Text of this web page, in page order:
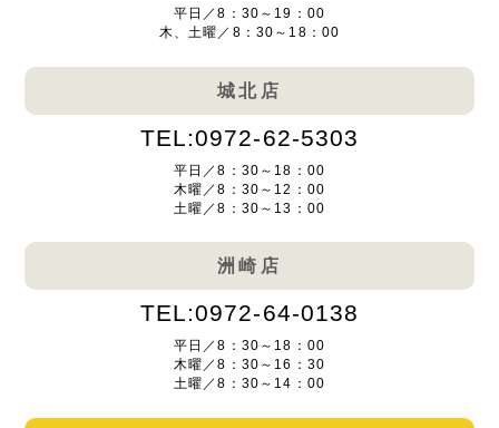
平日／8：30～19：00
木、土曜／8：30～18：00
城北店
TEL:0972-62-5303
平日／8：30～18：00
木曜／8：30～12：00
土曜／8：30～13：00
洲崎店
TEL:0972-64-0138
平日／8：30～18：00
木曜／8：30～16：30
土曜／8：30～14：00